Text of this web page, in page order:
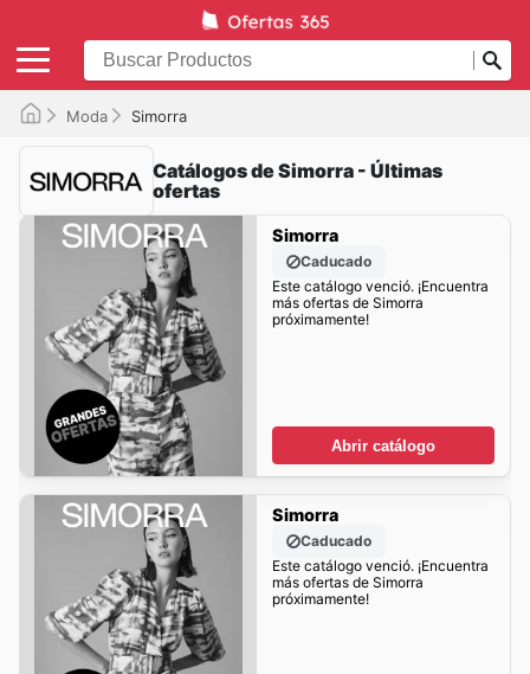
Moda Simorra
Catálogos de Simorra - Últimas
ofertas
Simorra
Caducado
Este catálogo venció. ¡Encuentra
más ofertas de Simorra
próximamente!
Abrir catálogo
Simorra
Caducado
Este catálogo venció. ¡Encuentra
más ofertas de Simorra
próximamente!